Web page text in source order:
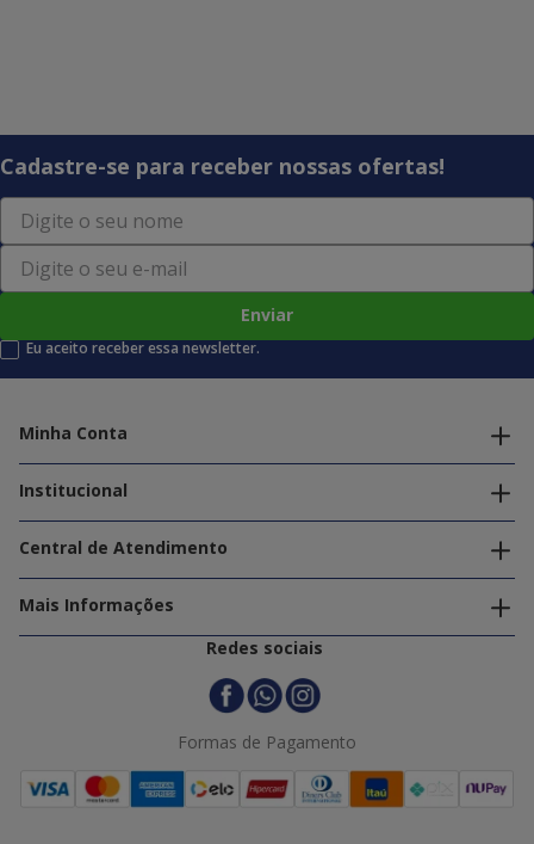
Cadastre-se para receber nossas ofertas!
Enviar
Eu aceito receber essa newsletter.
Minha Conta
Editar endereços
Institucional
Nossas Lojas
Trabalhe Conosco
Central de Atendimento
Política de Privacidade
Termos e Condições
Politica de Entrega
Mais Informações
2ª Via Nota Fiscal
Redes sociais
Formas de Pagamento